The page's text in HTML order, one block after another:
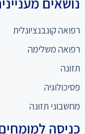
רפואה קונבנציונלית
רפואה משלימה
תזונה
פסיכולוגיה
מחשבוני תזונה
כניסה למומחים